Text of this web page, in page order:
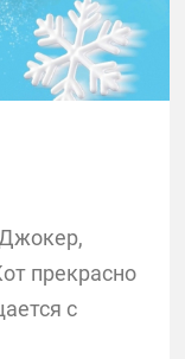
прекрасно
с